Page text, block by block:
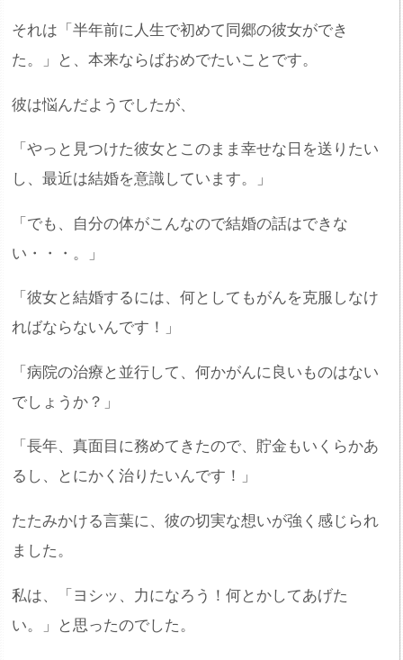
それは「半年前に人生で初めて同郷の彼女ができ
た。」と、本来ならばおめでたいことです。
彼は悩んだようでしたが、
「やっと見つけた彼女とこのまま幸せな日を送りたい
し、最近は結婚を意識しています。」
「でも、自分の体がこんなので結婚の話はできな
い・・・。」
「彼女と結婚するには、何としてもがんを克服しなけ
ればならないんです！」
「病院の治療と並行して、何かがんに良いものはない
でしょうか？」
「長年、真面目に務めてきたので、貯金もいくらかあ
るし、とにかく治りたいんです！」
たたみかける言葉に、彼の切実な想いが強く感じられ
ました。
私は、「ヨシッ、力になろう！何とかしてあげた
い。」と思ったのでした。